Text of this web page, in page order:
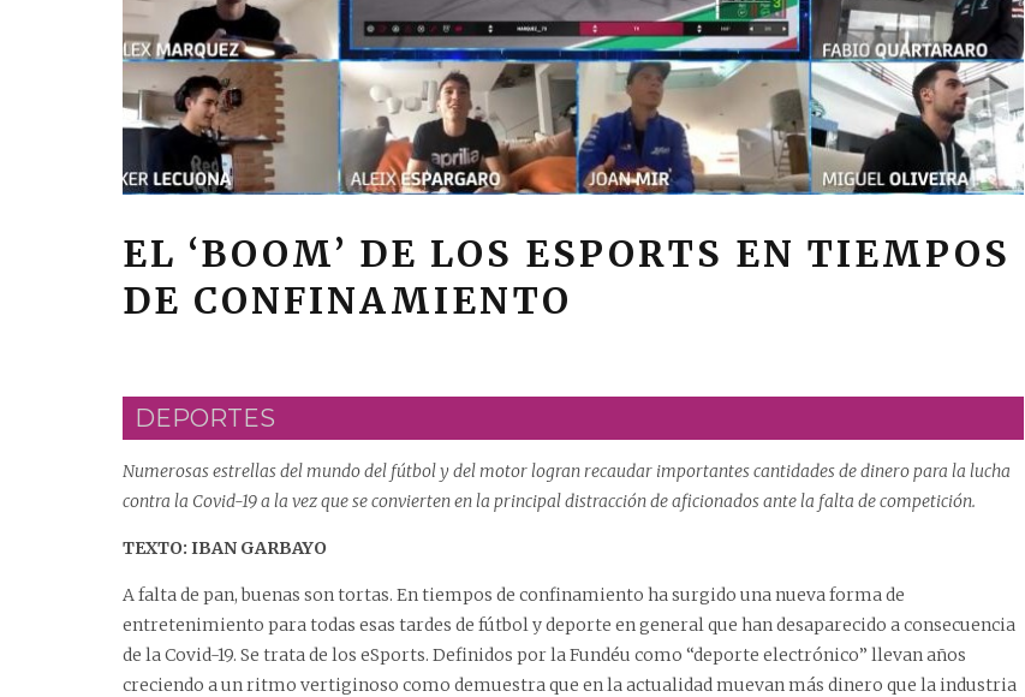
EL ‘BOOM’ DE LOS ESPORTS EN TIEMPOS
DE CONFINAMIENTO
DEPORTES
Numerosas estrellas del mundo del fútbol y del motor logran recaudar importantes cantidades de dinero para la lucha
contra la Covid-19 a la vez que se convierten en la principal distracción de aficionados ante la falta de competición.
TEXTO: IBAN GARBAYO
A falta de pan, buenas son tortas. En tiempos de confinamiento ha surgido una nueva forma de
entretenimiento para todas esas tardes de fútbol y deporte en general que han desaparecido a consecuencia
de la Covid-19. Se trata de los eSports. Definidos por la Fundéu como “deporte electrónico” llevan años
creciendo a un ritmo vertiginoso como demuestra que en la actualidad muevan más dinero que la industria